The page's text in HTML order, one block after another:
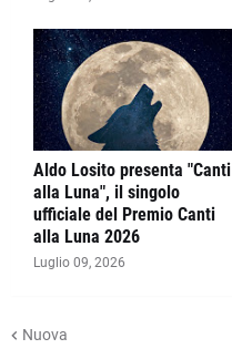
Aldo Losito presenta "Canti
alla Luna", il singolo
ufficiale del Premio Canti
alla Luna 2026
Luglio 09, 2026
Nuova